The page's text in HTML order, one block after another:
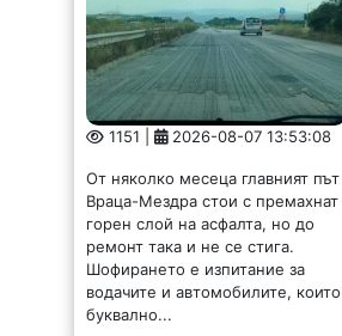
1151 | 2026-08-07 13:53:08
От няколко месеца главният път
Враца-Мездра стои с премахнат
ремонт така и не се стига.
Шофирането е изпитание за
водачите и автомобилите, които
буквално...